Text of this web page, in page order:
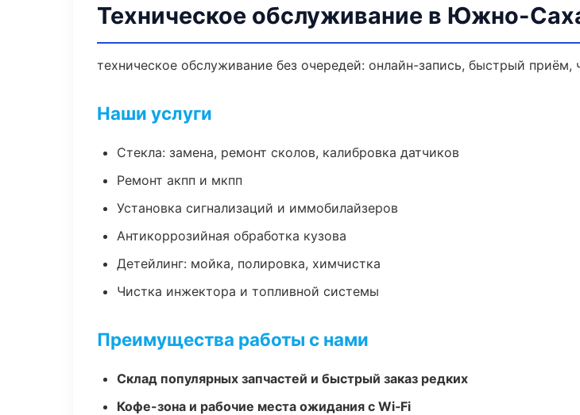
Техническое обслуживание в Южно-
техническое обслуживание без очередей: онлайн-запись, быстрый приём,
Наши услуги
Стекла: замена, ремонт сколов, калибровка датчиков
Ремонт акпп и мкпп
Установка сигнализаций и иммобилайзеров
Антикоррозийная обработка кузова
Детейлинг: мойка, полировка, химчистка
Чистка инжектора и топливной системы
Преимущества работы с нами
Склад популярных запчастей и быстрый заказ редких
Кофе-зона и рабочие места ожидания с Wi‑Fi